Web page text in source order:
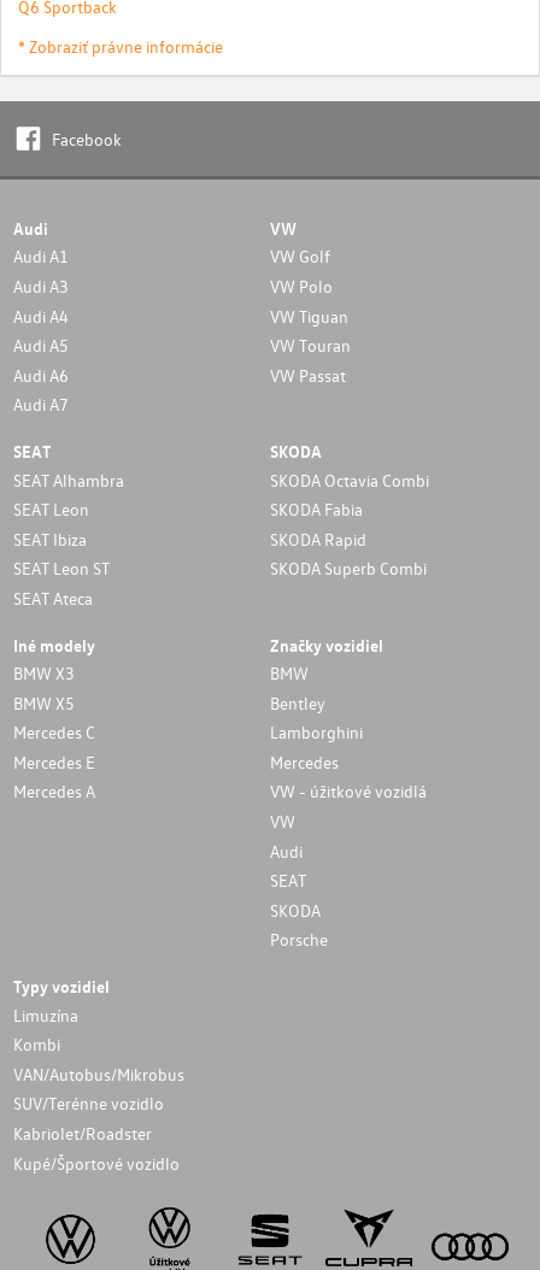
Q6 Sportback
* Zobraziť právne informácie
Facebook
Audi
Audi A1
Audi A3
Audi A4
Audi A5
Audi A6
Audi A7
VW
VW Golf
VW Polo
VW Tiguan
VW Touran
VW Passat
SEAT
SEAT Alhambra
SEAT Leon
SEAT Ibiza
SEAT Leon ST
SEAT Ateca
SKODA
SKODA Octavia Combi
SKODA Fabia
SKODA Rapid
SKODA Superb Combi
Iné modely
BMW X3
BMW X5
Mercedes C
Mercedes E
Mercedes A
Značky vozidiel
BMW
Bentley
Lamborghini
Mercedes
VW - úžitkové vozidlá
VW
Audi
SEAT
SKODA
Porsche
Typy vozidiel
Limuzína
Kombi
VAN/Autobus/Mikrobus
SUV/Terénne vozidlo
Kabriolet/Roadster
Kupé/Športové vozidlo